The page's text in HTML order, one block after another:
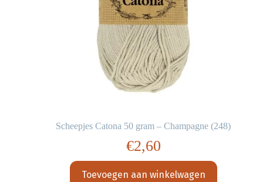
Scheepjes Catona 50 gram – Champagne (248)
€2,60
Toevoegen aan winkelwagen